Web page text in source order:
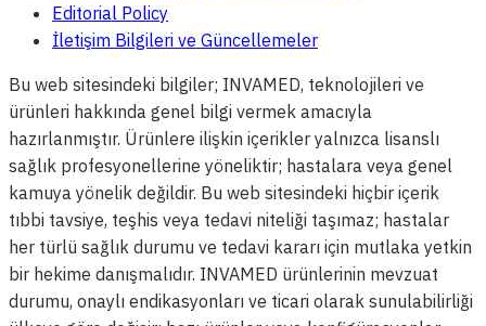
Editorial Policy
İletişim Bilgileri ve Güncellemeler
Bu web sitesindeki bilgiler; INVAMED, teknolojileri ve
ürünleri hakkında genel bilgi vermek amacıyla
hazırlanmıştır. Ürünlere ilişkin içerikler yalnızca lisanslı
sağlık profesyonellerine yöneliktir; hastalara veya genel
kamuya yönelik değildir. Bu web sitesindeki hiçbir içerik
tıbbi tavsiye, teşhis veya tedavi niteliği taşımaz; hastalar
her türlü sağlık durumu ve tedavi kararı için mutlaka yetkin
bir hekime danışmalıdır. INVAMED ürünlerinin mevzuat
durumu, onaylı endikasyonları ve ticari olarak sunulabilirliği